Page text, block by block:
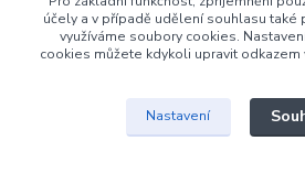
Zboží zařazeno v kategoriích
Dráty CY
účely a v případě udělení souhlasu také
využíváme soubory cookies.
cookies můžete kdykoli upravit
Nastavení